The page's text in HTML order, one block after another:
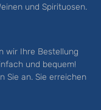
und Spirituosen.
wir Ihre Bestellung
und bequem!
Sie an. Sie erreichen